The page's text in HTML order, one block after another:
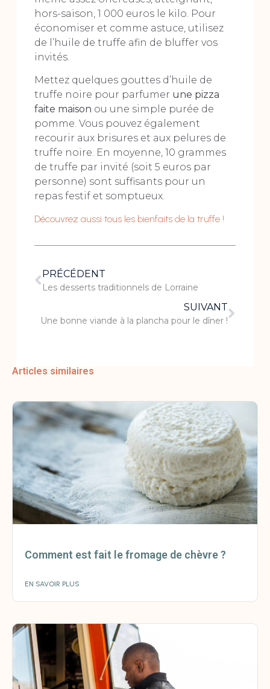
hors-saison, 1 000 euros le kilo. Pour
économiser et comme astuce, utilisez
de l’huile de truffe afin de bluffer vos
invités.
Mettez quelques gouttes d’huile de
truffe noire pour parfumer une pizza
faite maison ou une simple purée de
pomme. Vous pouvez également
recourir aux brisures et aux pelures de
truffe noire. En moyenne, 10 grammes
de truffe par invité (soit 5 euros par
personne) sont suffisants pour un
repas festif et somptueux.
Découvrez aussi tous les bienfaits de la truffe !
PRÉCÉDENT
Les desserts traditionnels de Lorraine
SUIVANT
Une bonne viande à la plancha pour le dîner !
Articles similaires
Comment est fait le fromage de chèvre ?
EN SAVOIR PLUS